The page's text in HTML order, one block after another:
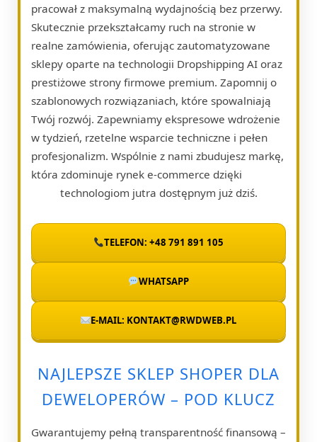
pracował z maksymalną wydajnością bez przerwy.
Skutecznie przekształcamy ruch na stronie w
realne zamówienia, oferując zautomatyzowane
sklepy oparte na technologii Dropshipping AI oraz
prestiżowe strony firmowe premium. Zapomnij o
szablonowych rozwiązaniach, które spowalniają
Twój rozwój. Zapewniamy ekspresowe wdrożenie
w tydzień, rzetelne wsparcie techniczne i pełen
profesjonalizm. Wspólnie z nami zbudujesz markę,
która zdominuje rynek e-commerce dzięki
technologiom jutra dostępnym już dziś.
TELEFON: +48 791 891 105
WHATSAPP
E-MAIL: KONTAKT@RWDWEB.PL
NAJLEPSZE SKLEP SHOPER DLA
DEWELOPERÓW – POD KLUCZ
Gwarantujemy pełną transparentność finansową –